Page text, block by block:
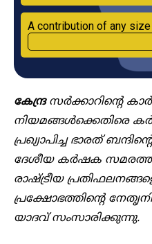
A contribution of any size
കേന്ദ്രസർക്കാറിന്റെ
നിയമങ്ങൾക്കെതിരെ
പ്രഖ്യാപിച്ച ഭാരത്
ദേശീയ കർഷക
രാഷ്ട്രീയ
പ്രക്ഷോഭത്തിന്റെ
യാദവ് സംസാരിക്കുന്നു.